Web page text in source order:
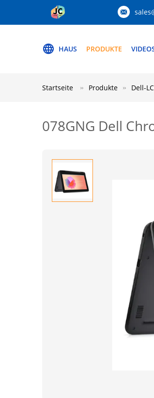
HAUS PRODUKTE
Startseite Produkte Dell-
078GNG Dell